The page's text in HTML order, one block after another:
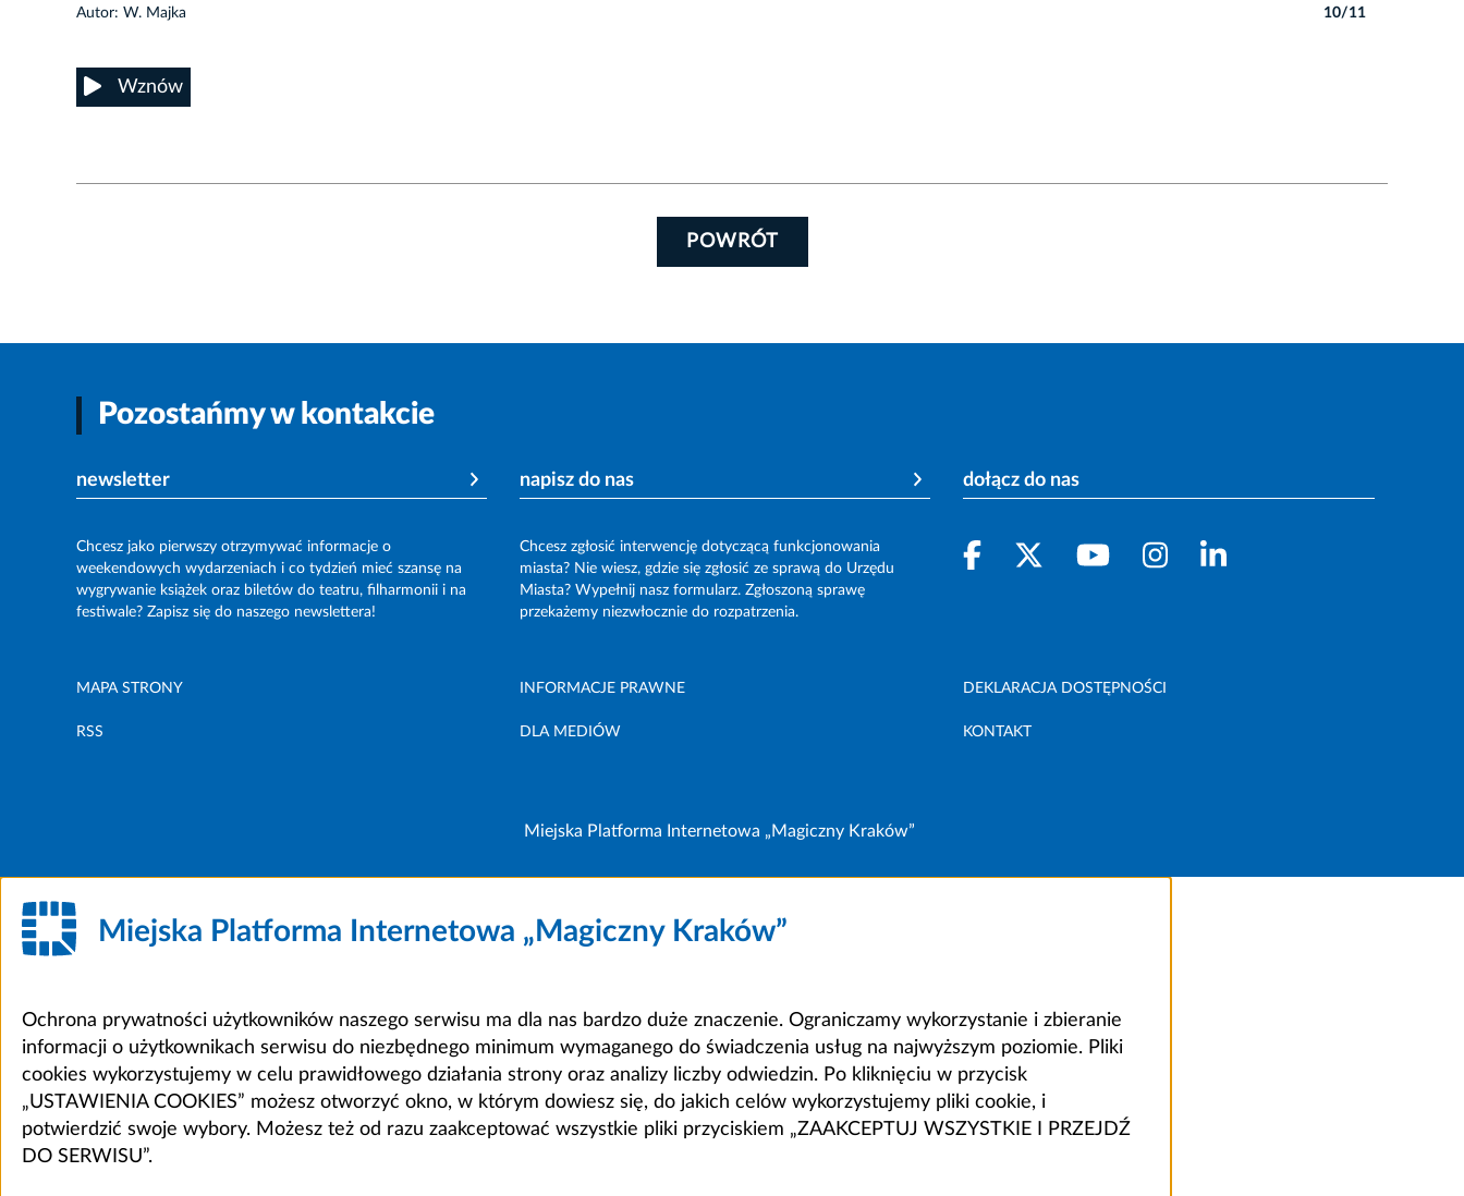
Autor: W. Majka 10/11
Wznów
POWRÓT
Pozostańmy w kontakcie
newsletter
Chcesz jako pierwszy otrzymywać informacje o
weekendowych wydarzeniach i co tydzień mieć szansę na
wygrywanie książek oraz biletów do teatru, filharmonii i na
festiwale? Zapisz się do naszego newslettera!
napisz do nas
Chcesz zgłosić interwencję dotyczącą funkcjonowania
miasta? Nie wiesz, gdzie się zgłosić ze sprawą do Urzędu
Miasta? Wypełnij nasz formularz. Zgłoszoną sprawę
przekażemy niezwłocznie do rozpatrzenia.
dołącz do nas
MAPA STRONY INFORMACJE PRAWNE DEKLARACJA DOSTĘPNOŚCI
RSS DLA MEDIÓW KONTAKT
Miejska Platforma Internetowa „Magiczny Kraków”
Miejska Platforma Internetowa „Magiczny Kraków”
Ochrona prywatności użytkowników naszego serwisu ma dla nas bardzo duże znaczenie. Ograniczamy wykorzystanie i zbieranie
informacji o użytkownikach serwisu do niezbędnego minimum wymaganego do świadczenia usług na najwyższym poziomie. Pliki
cookies wykorzystujemy w celu prawidłowego działania strony oraz analizy liczby odwiedzin. Po kliknięciu w przycisk
„USTAWIENIA COOKIES” możesz otworzyć okno, w którym dowiesz się, do jakich celów wykorzystujemy pliki cookie, i
potwierdzić swoje wybory. Możesz też od razu zaakceptować wszystkie pliki przyciskiem „ZAAKCEPTUJ WSZYSTKIE I PRZEJDŹ
DO SERWISU”.